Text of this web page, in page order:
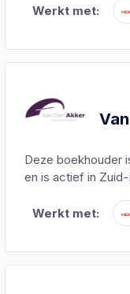
Werkt met:
Deze boekhouder
en is actief in Zuid-
Werkt met: